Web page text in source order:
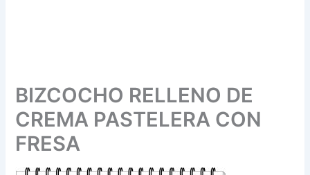
BIZCOCHO RELLENO DE
CREMA PASTELERA CON
FRESA